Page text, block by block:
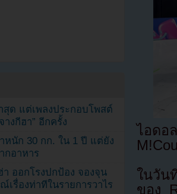
ไอด
ในวัน
ของ
สุด แต่เพลงประกอบโพสต์
งกีฮา” อีกครั้ง
หนัก 30 กก. ใน 1 ปี แต่ยัง
กอาหาร
ออกโรงปกป้อง จองจุน
เรื่องท่าทีในรายการวาไร